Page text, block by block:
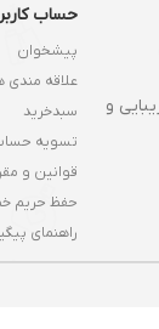
و
حساب
پیشخوان
علاقه مندی
سبدخرید
تسویه
قوانین و
حفظ حریم
راهنمای